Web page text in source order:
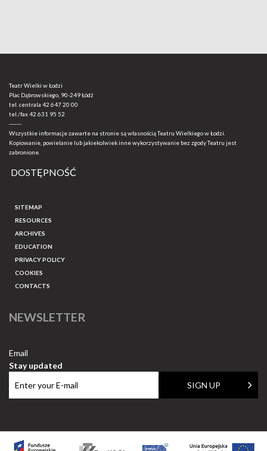
Teatr Wielki w Łodzi
Plac Dąbrowskiego, 90-249 Łódź
tel. centrala 42 647 20 00
tel./fax42 631 95 52
-------
Wszystkie informacje zawarte na stronie są własnością Teatru Wielkiego w Łodzi.
Kopiowanie, powielanie lub jakiekolwiek inne wykorzystywanie bez zgody Teatru jest
zabronione.
DOSTĘPNOŚĆ
SITEMAP
RESOURCES
ARCHIVES
EDUCATION
PRIVACY POLICY
COOKIES
CONTACTS
NEWSLETTER
Email
Stay updated